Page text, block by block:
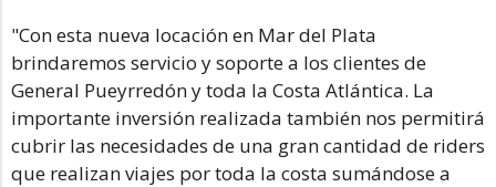
"Con esta nueva locación en Mar del Plata
brindaremos servicio y soporte a los clientes de
General Pueyrredón y toda la Costa Atlántica. La
importante inversión realizada también nos permitirá
cubrir las necesidades de una gran cantidad de riders
que realizan viajes por toda la costa sumándose a